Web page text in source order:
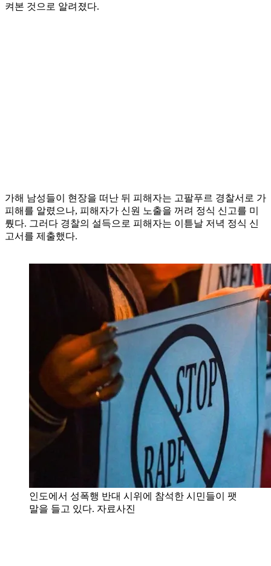
켜본 것으로 알려졌다.
가해 남성들이 현장을 떠난 뒤 피해자는 고팔푸르 경찰서로 가
피해를 알렸으나, 피해자가 신원 노출을 꺼려 정식 신고를 미
뤘다. 그러다 경찰의 설득으로 피해자는 이튿날 저녁 정식 신
고서를 제출했다.
인도에서 성폭행 반대 시위에 참석한 시민들이 팻
말을 들고 있다. 자료사진